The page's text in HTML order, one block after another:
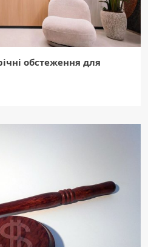
обстеження для